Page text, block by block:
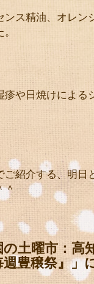
ス精油、オレン
や日焼けによる
紹介する、明日
＾
の土曜市：高
豊穣祭』」